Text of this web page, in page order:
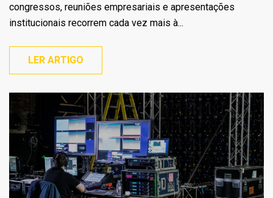
congressos, reuniões empresariais e apresentações
institucionais recorrem cada vez mais à...
LER ARTIGO